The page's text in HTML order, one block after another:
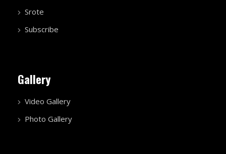
Srote
Subscribe
Gallery
Video Gallery
Photo Gallery